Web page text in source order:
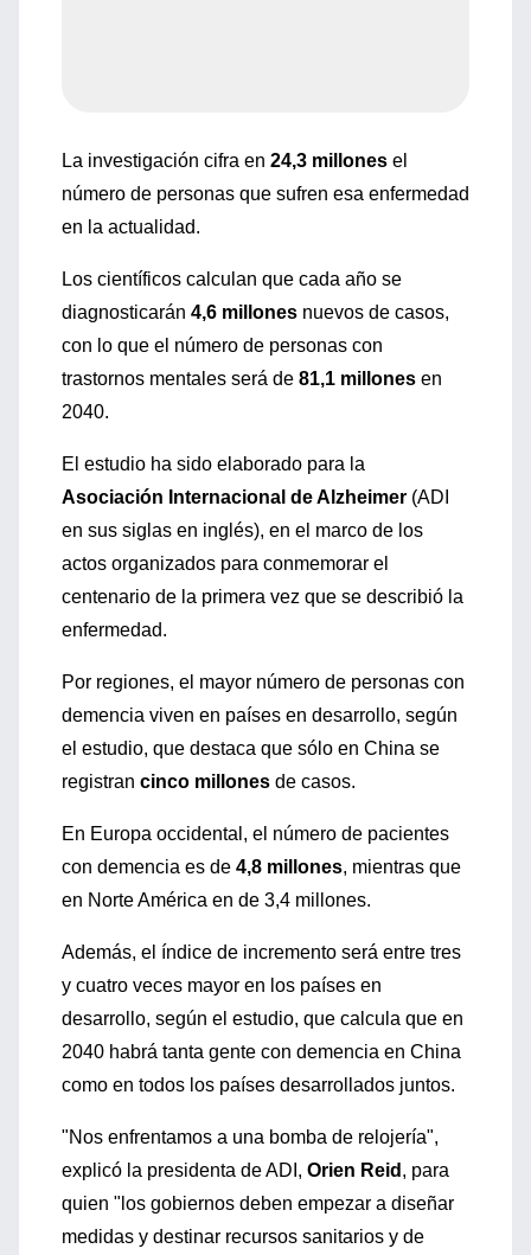
La investigación cifra en 24,3 millones el
número de personas que sufren esa enfermedad
en la actualidad.
Los científicos calculan que cada año se
diagnosticarán 4,6 millones nuevos de casos,
con lo que el número de personas con
trastornos mentales será de 81,1 millones en
2040.
El estudio ha sido elaborado para la
Asociación Internacional de Alzheimer (ADI
en sus siglas en inglés), en el marco de los
actos organizados para conmemorar el
centenario de la primera vez que se describió la
enfermedad.
Por regiones, el mayor número de personas con
demencia viven en países en desarrollo, según
el estudio, que destaca que sólo en China se
registran cinco millones de casos.
En Europa occidental, el número de pacientes
con demencia es de 4,8 millones, mientras que
en Norte América en de 3,4 millones.
Además, el índice de incremento será entre tres
y cuatro veces mayor en los países en
desarrollo, según el estudio, que calcula que en
2040 habrá tanta gente con demencia en China
como en todos los países desarrollados juntos.
"Nos enfrentamos a una bomba de relojería",
explicó la presidenta de ADI, Orien Reid , para
quien "los gobiernos deben empezar a diseñar
medidas y destinar recursos sanitarios y de